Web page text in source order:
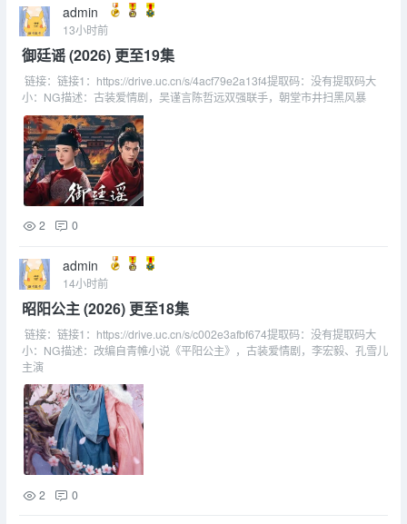
admin
13小时前
御廷谣 (2026) 更至19集
链接：链接1：https://drive.uc.cn/s/4acf79e2a13f4提取码：没有提取码大
小：NG描述：古装爱情剧，吴谨言陈哲远双强联手，朝堂市井扫黑风暴
2 0
admin
14小时前
昭阳公主 (2026) 更至18集
链接：链接1：https://drive.uc.cn/s/c002e3afbf674提取码：没有提取码大
小：NG描述：改编自青帷小说《平阳公主》，古装爱情剧，李宏毅、孔雪儿
主演
2 0